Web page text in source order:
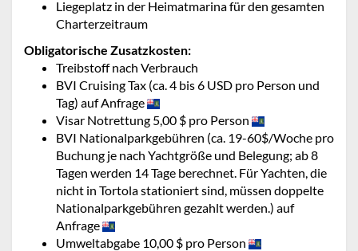
Liegeplatz in der Heimatmarina für den gesamten
Charterzeitraum
Obligatorische Zusatzkosten:
Treibstoff nach Verbrauch
BVI Cruising Tax (ca. 4 bis 6 USD pro Person und
Tag) auf Anfrage
Visar Notrettung 5,00 $ pro Person
BVI Nationalparkgebühren (ca. 19-60$/Woche pro
Buchung je nach Yachtgröße und Belegung; ab 8
Tagen werden 14 Tage berechnet. Für Yachten, die
nicht in Tortola stationiert sind, müssen doppelte
Nationalparkgebühren gezahlt werden.) auf
Anfrage
Umweltabgabe 10,00 $ pro Person